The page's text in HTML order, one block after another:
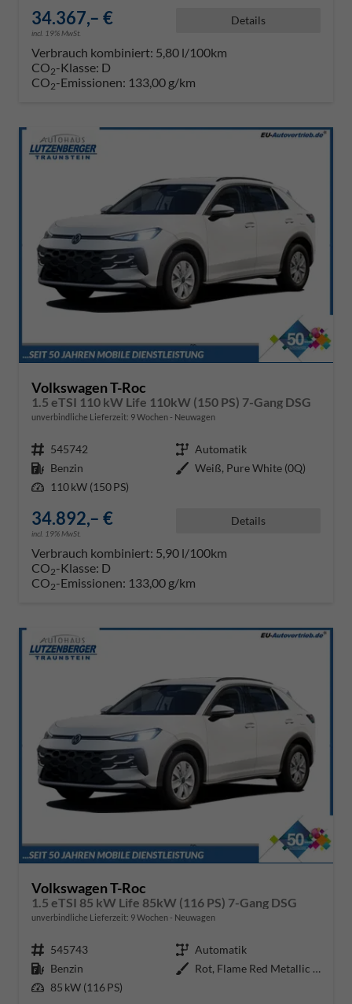
34.367,– €
incl. 19% MwSt.
Details
Verbrauch kombiniert: 5,80 l/100km
CO2-Klasse: D
CO2-Emissionen: 133,00 g/km
Volkswagen T-Roc
1.5 eTSI 110 kW Life 110kW (150 PS) 7-Gang DSG
unverbindliche Lieferzeit: 9 Wochen Neuwagen
Fahrzeugnr. 545742 Getriebe Automatik
Kraftstoff Benzin Außenfarbe Weiß, Pure White (0Q)
Leistung 110 kW (150 PS)
34.892,– €
incl. 19% MwSt.
Details
Verbrauch kombiniert: 5,90 l/100km
CO2-Klasse: D
CO2-Emissionen: 133,00 g/km
Volkswagen T-Roc
1.5 eTSI 85 kW Life 85kW (116 PS) 7-Gang DSG
unverbindliche Lieferzeit: 9 Wochen Neuwagen
Fahrzeugnr. 545743 Getriebe Automatik
Kraftstoff Benzin Außenfarbe
Rot, Flame Red Metallic (H5)
Leistung 85 kW (116 PS)